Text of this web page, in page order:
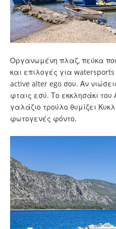
Οργανωμένη πλαζ, πεύκα
και επιλογές για
active alter ego σου. Αν
φταις εσύ. Το εκκλησάκι του
γαλάζιο τρούλο θυμίζει
φωτογενές φόντο.